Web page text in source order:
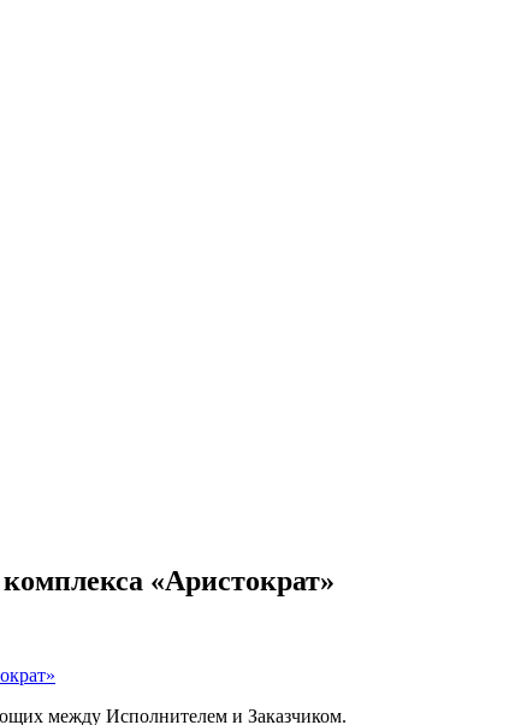
«Аристократ»
между Исполнителем и Заказчиком.